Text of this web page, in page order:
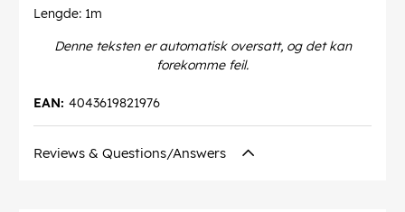
Lengde: 1m
Denne teksten er automatisk oversatt, og det kan
forekomme feil.
4043619821976
EAN:
Reviews & Questions/Answers